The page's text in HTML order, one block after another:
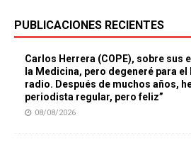
PUBLICACIONES RECIENTES
Carlos Herrera (COPE), sobre sus
la Medicina, pero degeneré para
radio. Después de muchos años,
periodista regular, pero feliz”
08/08/2026